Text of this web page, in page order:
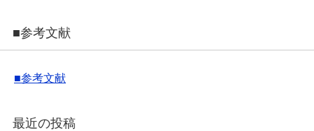
■参考文献
■参考文献
最近の投稿